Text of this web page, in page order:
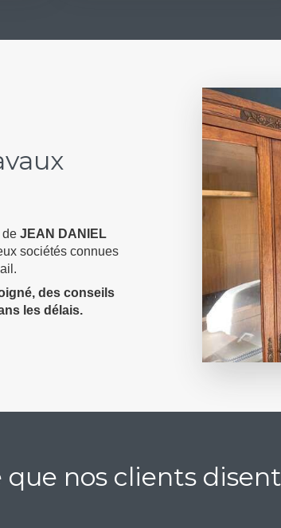
de JEAN DANIEL
sociétés connues
des conseils
les délais.
que nos clients